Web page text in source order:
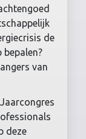
de
van
deze